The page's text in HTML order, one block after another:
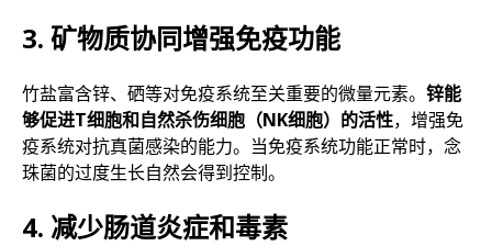
3. 矿物质协同增强免疫功能
竹盐富含锌、硒等对免疫系统至关重要的微量元素。 锌能
够促进T细胞和自然杀伤细胞（NK细胞）的活性，增强免
疫系统对抗真菌感染的能力。当免疫系统功能正常时，念
珠菌的过度生长自然会得到控制。
4. 减少肠道炎症和毒素